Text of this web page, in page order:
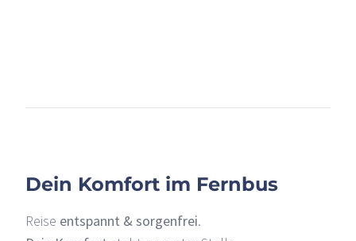
Dein Komfort im Fernbus
Reise entspannt & sorgenfrei.